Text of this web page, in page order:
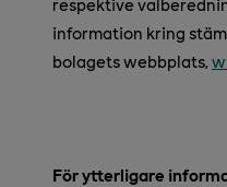
respektive
information kring
bolagets webbplats,
För ytterligare